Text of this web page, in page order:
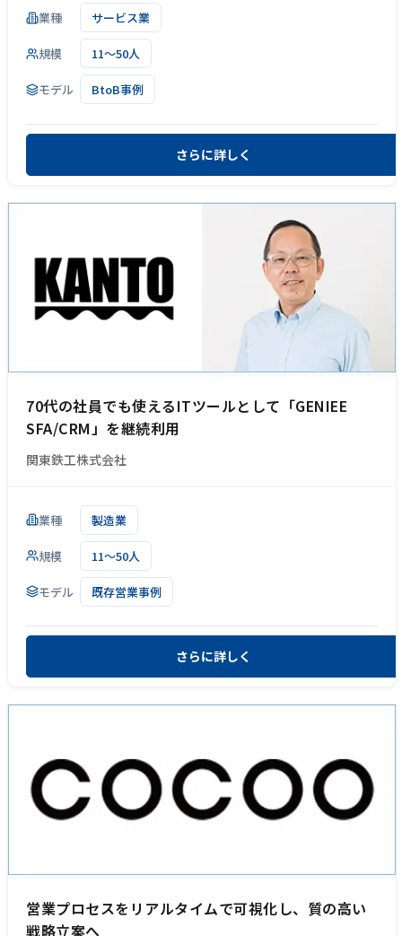
業種 サービス業
規模 11～50人
モデル BtoB事例
さらに詳しく
70代の社員でも使えるITツールとして「GENIEE
SFA/CRM」を継続利用
関東鉄工株式会社
業種 製造業
規模 11～50人
モデル 既存営業事例
さらに詳しく
営業プロセスをリアルタイムで可視化し、質の高い
戦略立案へ